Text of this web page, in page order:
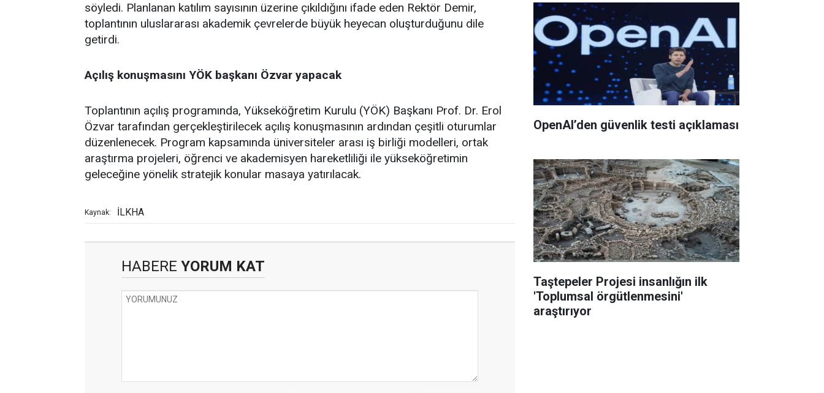
söyledi. Planlanan katılım sayısının üzerine çıkıldığını ifade eden Rektör Demir,
toplantının uluslararası akademik çevrelerde büyük heyecan oluşturduğunu dile
getirdi.
Açılış konuşmasını YÖK başkanı Özvar yapacak
Toplantının açılış programında, Yükseköğretim Kurulu (YÖK) Başkanı Prof. Dr. Erol
Özvar tarafından gerçekleştirilecek açılış konuşmasının ardından çeşitli oturumlar
düzenlenecek. Program kapsamında üniversiteler arası iş birliği modelleri, ortak
araştırma projeleri, öğrenci ve akademisyen hareketliliği ile yükseköğretimin
geleceğine yönelik stratejik konular masaya yatırılacak.
Kaynak: İLKHA
HABERE YORUM KAT
OpenAI’den güvenlik testi açıklaması
Taştepeler Projesi insanlığın ilk
'Toplumsal örgütlenmesini'
araştırıyor